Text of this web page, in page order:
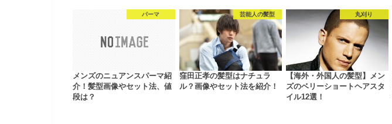
パーマ
メンズのニュアンスパーマ紹
介！髪型画像やセット法、値
段は？
芸能人の髪型
窪田正孝の髪型はナチュラ
ル？画像やセット法を紹介！
丸刈り
【海外・外国人の髪型】メン
ズのベリーショートヘアスタ
イル12選！